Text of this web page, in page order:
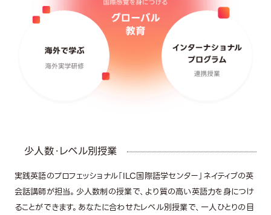
少人数・レベル別授業
実践英語のプロフェッショナル「ILC国際語学センター」ネイティブの英
会話講師が担当。少人数制の授業で、より質の高い英語力を身につけ
ることができます。あなたに合わせたレベル別授業で、一人ひとりの目